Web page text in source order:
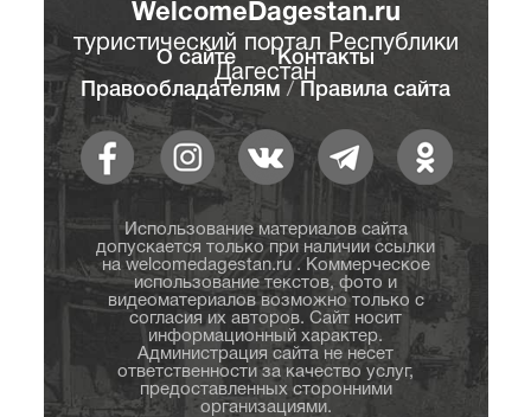
WelcomeDagestan.ru
туристический портал Республики
Дагестан
О сайте
Контакты
Правообладателям / Правила сайта
Использование материалов сайта
допускается только при наличии ссылки
на welcomedagestan.ru . Коммерческое
использование текстов, фото и
видеоматериалов возможно только с
согласия их авторов. Сайт носит
информационный характер.
Администрация сайта не несет
ответственности за качество услуг,
предоставленных сторонними
организациями.